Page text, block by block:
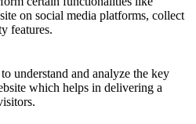
on social media platforms, collect
features.
understand and analyze the key
which helps in delivering a